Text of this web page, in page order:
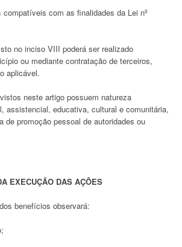
com as finalidades da Lei nº
no inciso VIII poderá ser realizado
ou mediante contratação de terceiros,
aplicável.
neste artigo possuem natureza
assistencial, educativa, cultural e comunitária,
de promoção pessoal de autoridades ou
EXECUÇÃO DAS AÇÕES
benefícios observará: